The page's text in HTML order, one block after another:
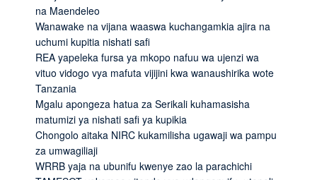
na Maendeleo
Wanawake na vijana waaswa kuchangamkia ajira na
uchumi kupitia nishati safi
REA yapeleka fursa ya mkopo nafuu wa ujenzi wa
vituo vidogo vya mafuta vijijini kwa wanaushirika wote
Tanzania
Mgalu apongeza hatua za Serikali kuhamasisha
matumizi ya nishati safi ya kupikia
Chongolo aitaka NIRC kukamilisha ugawaji wa pampu
za umwagiliaji
WRRB yaja na ubunifu kwenye zao la parachichi